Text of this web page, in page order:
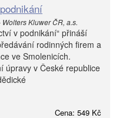
Kluwer ČR, a.s.
v podnikání“ přináší
rodinných firem a
ve Smolenicích.
úpravy v České republice
Cena: 549 Kč